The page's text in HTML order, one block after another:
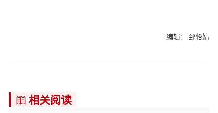
编辑： 郅怡婧
 相关阅读